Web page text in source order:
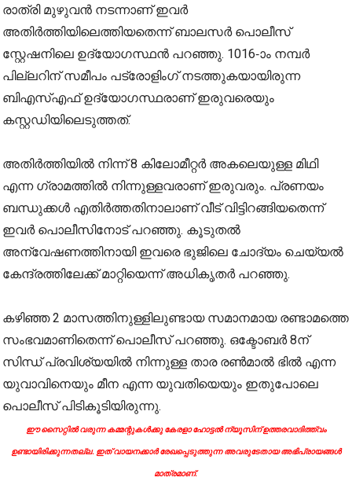
രാത്രി മുഴുവന്‍ നടന്നാണ് ഇവര്‍
അതിര്‍ത്തിയിലെത്തിയതെന്ന് ബാലസർ പൊലീസ്
സ്റ്റേഷനിലെ ഉദ്യോഗസ്ഥൻ പറഞ്ഞു. 1016-ാം നമ്പർ
പില്ലറിന് സമീപം പട്രോളിംഗ് നടത്തുകയായിരുന്ന
ബിഎസ്എഫ് ഉദ്യോഗസ്ഥരാണ് ഇരുവരെയും
കസ്റ്റഡിയിലെടുത്തത്.
അതിര്‍ത്തിയില്‍ നിന്ന് 8 കിലോമീറ്റര്‍ അകലെയുള്ള മിഥി
എന്ന ഗ്രാമത്തില്‍ നിന്നുള്ളവരാണ് ഇരുവരും. പ്രണയം
ബന്ധുക്കൾ എതിര്‍ത്തതിനാലാണ് വീട് വിട്ടിറങ്ങിയതെന്ന്
ഇവര്‍ പൊലീസിനോട് പറഞ്ഞു. കൂടുതല്‍
അന്വേഷണത്തിനായി ഇവരെ ഭുജിലെ ചോദ്യം ചെയ്യല്‍
കേന്ദ്രത്തിലേക്ക് മാറ്റിയെന്ന് അധികൃതര്‍ പറഞ്ഞു.
കഴിഞ്ഞ 2 മാസത്തിനുള്ളിലുണ്ടായ സമാനമായ രണ്ടാമത്തെ
സംഭവമാണിതെന്ന് പൊലീസ് പറഞ്ഞു. ഒക്ടോബർ 8ന്
സിന്ധ് പ്രവിശ്യയിൽ നിന്നുള്ള താര രൺമാൽ ഭിൽ എന്ന
യുവാവിനെയും മീന എന്ന യുവതിയെയും ഇതുപോലെ
പൊലീസ് പിടികൂടിയിരുന്നു.
ഈ സൈറ്റിൽ വരുന്ന കമ്മന്റുകൾക്കു കേരളാ ഹോട്ടൽ ന്യൂസിന് ഉത്തരവാദിത്ത്വം
ഉണ്ടായിരിക്കുന്നതല്ല. ഇത് വായനക്കാർ രേഖപ്പെടുത്തുന്ന അവരുടേതായ അഭിപ്രായങ്ങൾ
മാത്രമാണ്.